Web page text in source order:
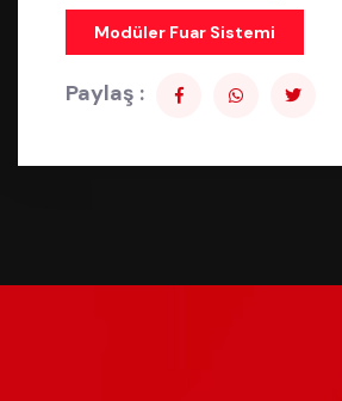
Modüler Fuar Sistemi
Paylaş :